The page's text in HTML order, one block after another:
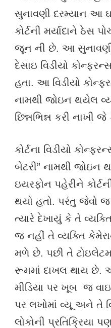
સુનાવણી દરમ્યાન આ
કોર્ટની મર્યાદાને ઠેસ
જૂન ની છે. આ
દેસાઇ વિડીયો
હતા. આ વિડીયો
નામથી જોઇન થયેલ
છિન્નભિન્ન કરી નાખી
કોર્ટના વિડીયો
બેટરી” નામથી જોઇન
ઇયરફોન પહેરીને
થયો હતો. પરંતુ જેવો જ
ત્યારે દેખાયું કે તે
જ નહીં તે વ્યક્તિ
મળે છે. પછી તે
રૂમમાં દાખલ થાય છે.
મીડિયા પર ખૂબ જ
પર લખોમાં વ્યૂ અને તે
લોકોની પ્રતિક્રિયા